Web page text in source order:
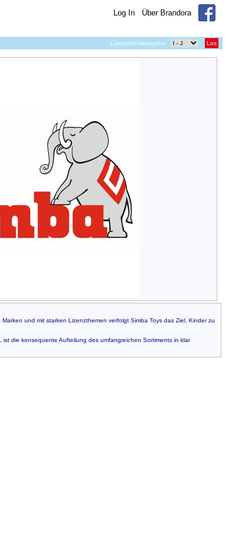
Log In Über Brandora
Lizenzthemensuche Los
und mit starken Lizenzthemen verfolgt Simba Toys das Ziel, Kinder zu
die konsequente Aufteilung des umfangreichen Sortiments in klar